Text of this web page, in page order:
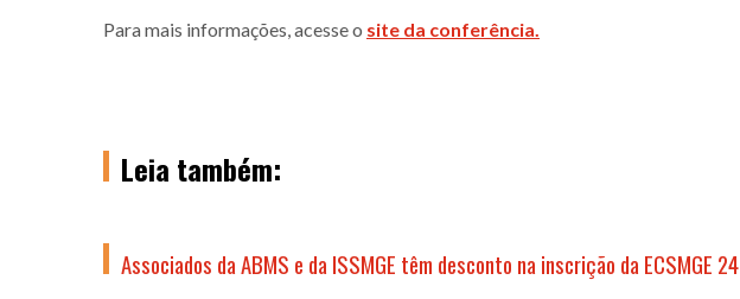
Para mais informações, acesse o site da conferência.
Leia também:
Associados da ABMS e da ISSMGE têm desconto na inscrição da ECSMGE 24